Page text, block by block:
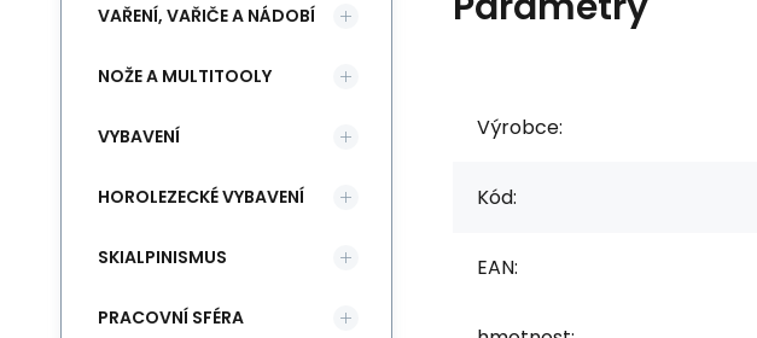
Výrobce:
Kód:
EAN:
VAŘENÍ, VAŘIČE A NÁDOBÍ
NOŽE A MULTITOOLY
VYBAVENÍ
HOROLEZECKÉ VYBAVENÍ
SKIALPINISMUS
PRACOVNÍ SFÉRA